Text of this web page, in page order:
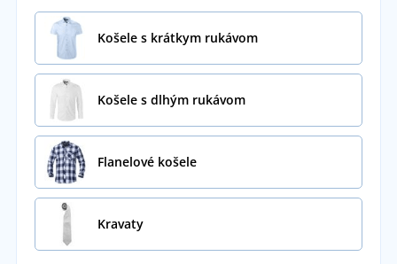
Košele s krátkym rukávom
Košele s dlhým rukávom
Flanelové košele
Kravaty